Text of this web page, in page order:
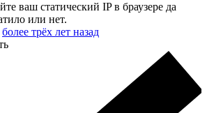
ваш статический IP в браузере да
или нет.
более трёх лет назад